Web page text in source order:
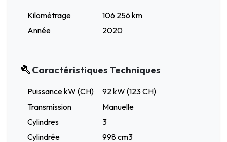
Kilométrage
106 256 km
Année
2020
Caractéristiques Techniques
Puissance kW (CH)
92 kW (123 CH)
Transmission
Manuelle
Cylindres
3
Cylindrée
998 cm3